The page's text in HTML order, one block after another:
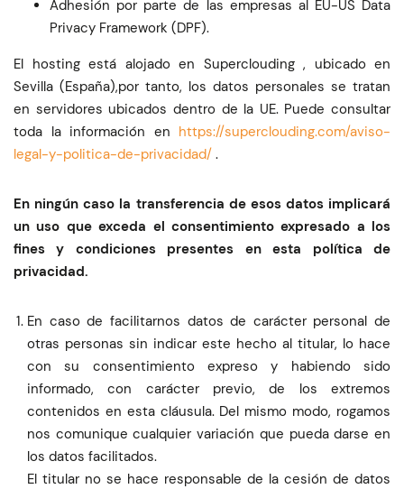
Adhesión por parte de las empresas al EU-US Data
Privacy Framework (DPF).
El hosting está alojado en Superclouding , ubicado en
Sevilla (España),por tanto, los datos personales se tratan
en servidores ubicados dentro de la UE. Puede consultar
toda la información en https://superclouding.com/aviso-
legal-y-politica-de-privacidad/ .
En ningún caso la transferencia de esos datos implicará
un uso que exceda el consentimiento expresado a los
fines y condiciones presentes en esta política de
privacidad.
En caso de facilitarnos datos de carácter personal de
otras personas sin indicar este hecho al titular, lo hace
con su consentimiento expreso y habiendo sido
informado, con carácter previo, de los extremos
contenidos en esta cláusula. Del mismo modo, rogamos
nos comunique cualquier variación que pueda darse en
los datos facilitados.
El titular no se hace responsable de la cesión de datos